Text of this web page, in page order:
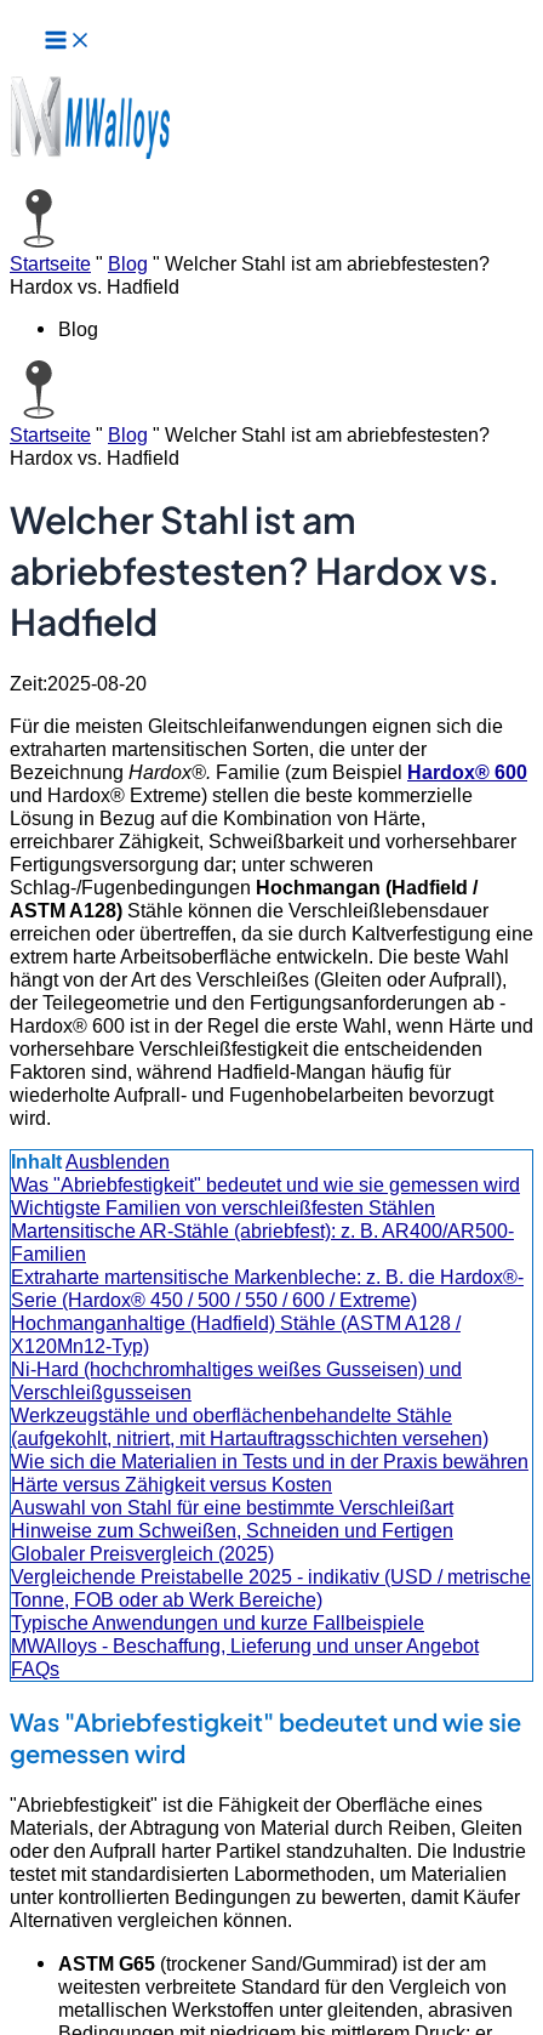
Inhalt
springen
Startseite " Blog " Welcher Stahl ist am abriebfestesten?
Hardox vs. Hadfield
Blog
Startseite " Blog " Welcher Stahl ist am abriebfestesten?
Hardox vs. Hadfield
Welcher Stahl ist am
abriebfestesten? Hardox vs.
Hadfield
Zeit:2025-08-20
Für die meisten Gleitschleifanwendungen eignen sich die
extraharten martensitischen Sorten, die unter der
Bezeichnung Hardox®. Familie (zum Beispiel Hardox® 600
und Hardox® Extreme) stellen die beste kommerzielle
Lösung in Bezug auf die Kombination von Härte,
erreichbarer Zähigkeit, Schweißbarkeit und vorhersehbarer
Fertigungsversorgung dar; unter schweren
Schlag-/Fugenbedingungen Hochmangan (Hadfield /
ASTM A128) Stähle können die Verschleißlebensdauer
erreichen oder übertreffen, da sie durch Kaltverfestigung eine
extrem harte Arbeitsoberfläche entwickeln. Die beste Wahl
hängt von der Art des Verschleißes (Gleiten oder Aufprall),
der Teilegeometrie und den Fertigungsanforderungen ab -
Hardox® 600 ist in der Regel die erste Wahl, wenn Härte und
vorhersehbare Verschleißfestigkeit die entscheidenden
Faktoren sind, während Hadfield-Mangan häufig für
wiederholte Aufprall- und Fugenhobelarbeiten bevorzugt
wird.
InhaltAusblenden
Was "Abriebfestigkeit" bedeutet und wie sie gemessen wird
Wichtigste Familien von verschleißfesten Stählen
Martensitische AR-Stähle (abriebfest): z. B. AR400/AR500-
Familien
Extraharte martensitische Markenbleche: z. B. die Hardox®-
Serie (Hardox® 450 / 500 / 550 / 600 / Extreme)
Hochmanganhaltige (Hadfield) Stähle (ASTM A128 /
X120Mn12-Typ)
Ni-Hard (hochchromhaltiges weißes Gusseisen) und
Verschleißgusseisen
Werkzeugstähle und oberflächenbehandelte Stähle
(aufgekohlt, nitriert, mit Hartauftragsschichten versehen)
Wie sich die Materialien in Tests und in der Praxis bewähren
Härte versus Zähigkeit versus Kosten
Auswahl von Stahl für eine bestimmte Verschleißart
Hinweise zum Schweißen, Schneiden und Fertigen
Globaler Preisvergleich (2025)
Vergleichende Preistabelle 2025 - indikativ (USD / metrische
Tonne, FOB oder ab Werk Bereiche)
Typische Anwendungen und kurze Fallbeispiele
MWAlloys - Beschaffung, Lieferung und unser Angebot
FAQs
Was "Abriebfestigkeit" bedeutet und wie sie
gemessen wird
"Abriebfestigkeit" ist die Fähigkeit der Oberfläche eines
Materials, der Abtragung von Material durch Reiben, Gleiten
oder den Aufprall harter Partikel standzuhalten. Die Industrie
testet mit standardisierten Labormethoden, um Materialien
unter kontrollierten Bedingungen zu bewerten, damit Käufer
Alternativen vergleichen können.
ASTM G65 (trockener Sand/Gummirad) ist der am
weitesten verbreitete Standard für den Vergleich von
metallischen Werkstoffen unter gleitenden, abrasiven